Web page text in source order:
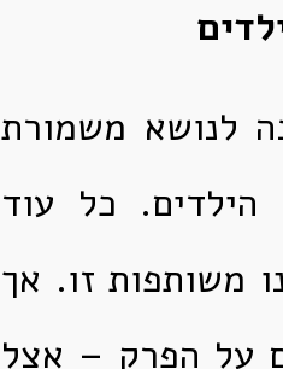
לנושא משמורת
הילדים. כל עוד
משותפות זו. אך
על הפרק – אצל